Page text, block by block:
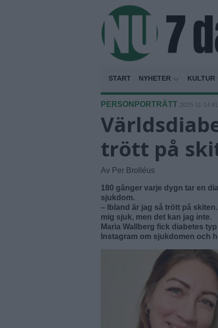
START NYHETER KULTUR
PERSONPORTRÄTT 2025-11-14
trött på
Av Per Brolléus
180 gånger varje dygn tar en
sjukdom.
– Ibland är jag så trött på
mig sjuk, men det kan jag inte.
Maria Wallberg fick diabetes
Instagram om sjukdomen och